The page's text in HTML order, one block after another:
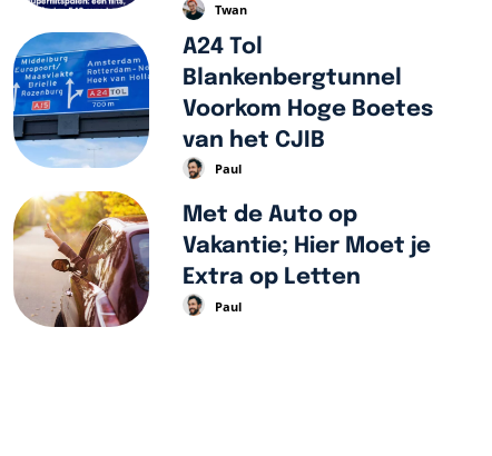
Twan
A24 Tol
Blankenbergtunnel
Voorkom Hoge Boetes
van het CJIB
Paul
Met de Auto op
Vakantie; Hier Moet je
Extra op Letten
Paul